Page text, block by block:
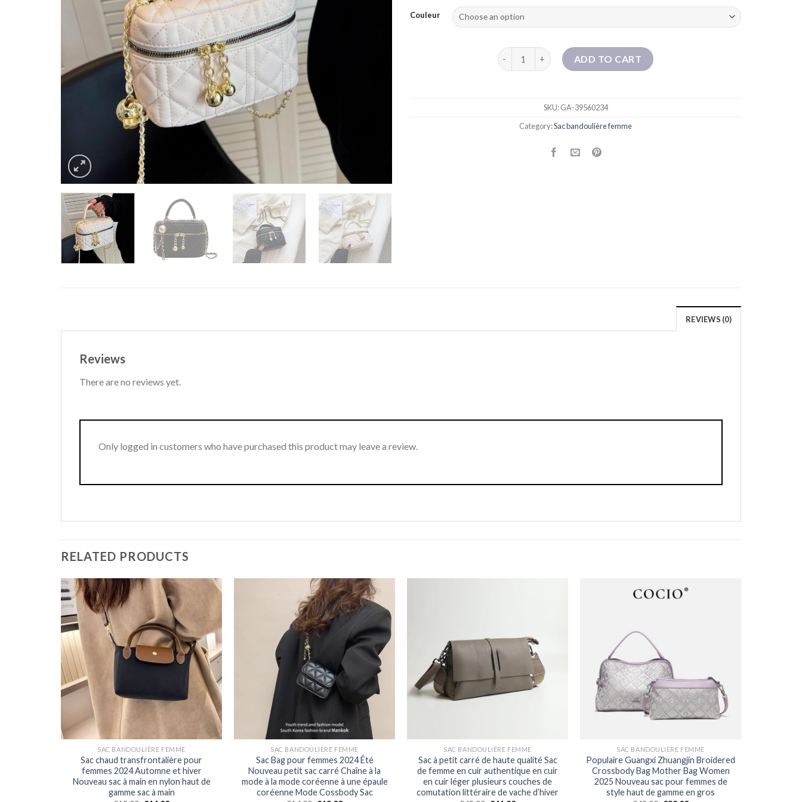
Couleur
Petit sac à main pour les femmes en automne et hiver 2023 Nouveau sac
ADD TO CART
SKU:GA-39560234
Category:Sac bandoulière femme
REVIEWS (0)
Reviews
There are no reviews yet.
Only logged in customers who have purchased this product may leave a review.
RELATED PRODUCTS
SAC BANDOULIÈRE FEMME
Sac chaud transfrontalière pour
femmes 2024 Automne et hiver
Nouveau sac à main en nylon haut de
gamme sac à main
SAC BANDOULIÈRE FEMME
Sac Bag pour femmes 2024 Été
Nouveau petit sac carré Chaîne à la
mode à la mode coréenne à une épaule
coréenne Mode Cossbody Sac
SAC BANDOULIÈRE FEMME
Sac à petit carré de haute qualité Sac
de femme en cuir authentique en cuir
en cuir léger plusieurs couches de
comutation littéraire de vache d’hiver
SAC BANDOULIÈRE FEMME
Populaire Guangxi Zhuangjin Broidered
Crossbody Bag Mother Bag Women
2025 Nouveau sac pour femmes de
style haut de gamme en gros